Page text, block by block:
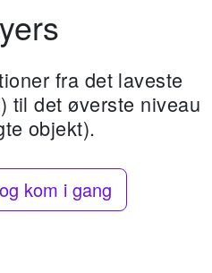
fra det laveste
til det øverste niveau
objekt).
kom i gang